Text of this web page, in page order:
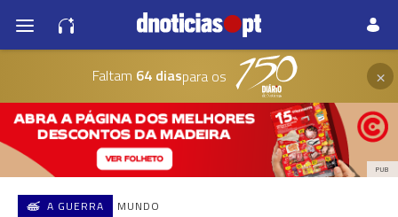
Faltam 64 diaspara os ×
PUB
A GUERRA MUNDO